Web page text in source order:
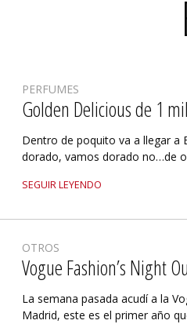
PERFUMES
Golden Delicious de 1
Dentro de poquito va a llegar a
dorado, vamos dorado no…de
SEGUIR LEYENDO
OTROS
Vogue Fashion’s Night
La semana pasada acudí a la
Madrid, este es el primer año